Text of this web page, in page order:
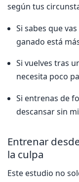
según tus
Si sabes que
ganado está
Si vuelves tras
necesita poco
Si entrenas de
descansar sin
Entrenar
la culpa
Este estudio no